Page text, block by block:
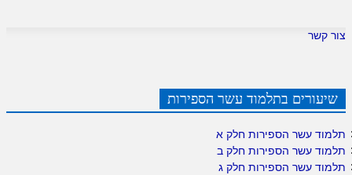
צור קשר
שיעורים בתלמוד עשר הספירות
תלמוד עשר הספירות חלק א
תלמוד עשר הספירות חלק ב
תלמוד עשר הספירות חלק ג